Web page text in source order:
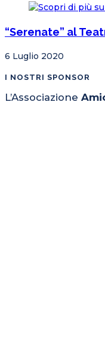
“Serenate” al
6 Luglio 2020
I NOSTRI SPONSOR
L’Associazione